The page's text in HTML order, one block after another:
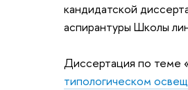
кандидатской
аспирантуры Школы
Диссертация по теме
типологическом